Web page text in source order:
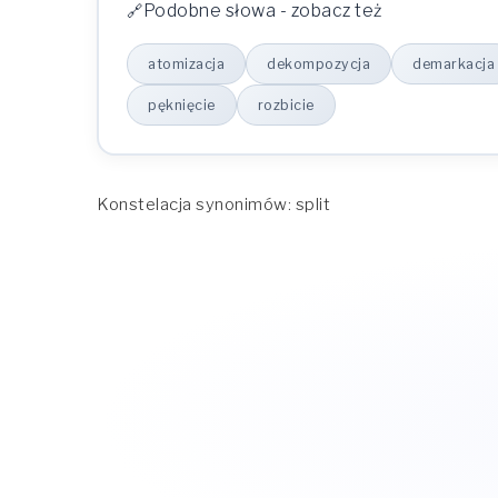
Podobne słowa - zobacz też
atomizacja dekompozycja demarkacja
pęknięcie rozbicie
Konstelacja synonimów: split